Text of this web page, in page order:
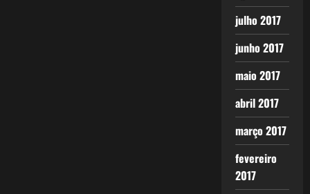
julho 2017
junho 2017
maio 2017
abril 2017
março 2017
fevereiro
2017